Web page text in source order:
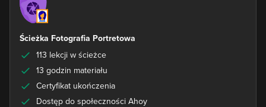
Ścieżka Fotografia Portretowa
113 lekcji w ścieżce
13 godzin materiału
Certyfikat ukończenia
Dostęp do społeczności Ahoy